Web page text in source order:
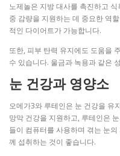
노제놀은 지방 대사를 촉진하고
중 감량을 지원하는 데 중요한 역
적인 다이어트가 가능합니다.
또한, 피부 탄력 유지에도 도움을
수 있습니다. 울금과 녹용과 같은
눈 건강과 영양소
오메가3와 루테인은 눈 건강을 유
망막 건강을 지원하고, 루테인은
들이 컴퓨터를 사용하며 겪는 눈
께 섭취하는 것이 좋습니다.